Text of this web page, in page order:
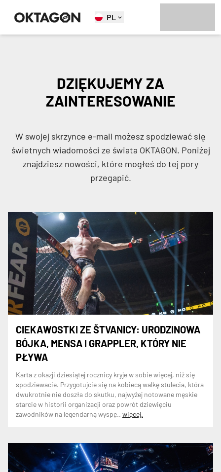
PL
DZIĘKUJEMY ZA
ZAINTERESOWANIE
W swojej skrzynce e-mail możesz spodziewać się
świetnych wiadomości ze świata OKTAGON. Poniżej
znajdziesz nowości, które mogłeś do tej pory
przegapić.
CIEKAWOSTKI ZE ŠTVANICY: URODZINOWA
BÓJKA, MENSA I GRAPPLER, KTÓRY NIE
PŁYWA
Karta z okazji dziesiątej rocznicy kryje w sobie więcej, niż się
spodziewacie. Przygotujcie się na kobiecą walkę stulecia, która
dwukrotnie nie doszła do skutku, najwyżej notowane męskie
starcie w historii organizacji oraz powrót dziewięciu
zawodników na legendarną wyspę.. więcej.